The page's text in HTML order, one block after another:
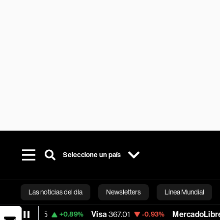
Seleccione un país
Las noticias del día Newsletters Línea Mundial
Bloomberg
+0.89% Visa 367.01 -0.93% MercadoLibre 1,831.27